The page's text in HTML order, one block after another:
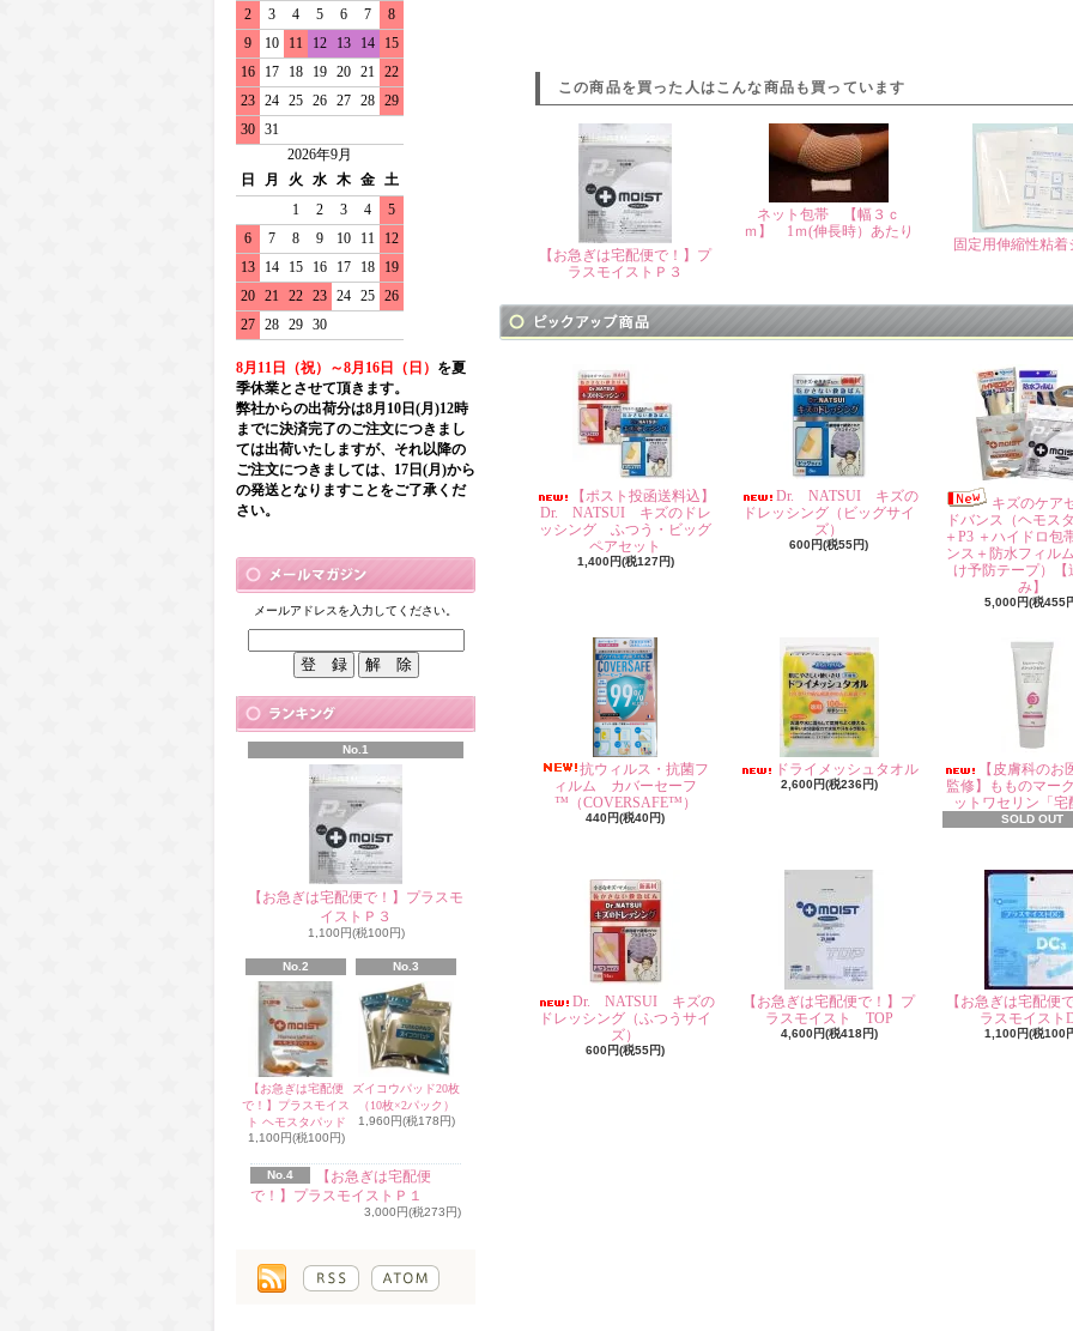
2
3 4 5 6 7
8
9
10 11 12 13 14
15
16
17 18 19 20 21 22
23 24 25 26 27 28 29
30 31
2026年9月
日
月 火 水 木 金 土
1
2 3 4
5
6
7 8 9 10 11
12
13
14 15 16 17 18
19
20 21 22 23 24 25 26
27 28 29 30
8月11日（祝）～8月16日（日） を夏
季休業とさせて頂きます。
弊社からの出荷分は8月10日(月)12時
までに決済完了のご注文につきまし
ては出荷いたしますが、それ以降の
ご注文につきましては、17日(月)から
の発送となりますことをご了承くだ
さい。
メールアドレスを入力してください。
No.1
【お急ぎは宅配便で！】プラスモ
イストＰ３
1,100円(税100円)
No.2
【お急ぎは宅配便
で！】プラスモイス
ト ヘモスタパッド
1,100円(税100円)
No.3
ズイコウパッド20枚
（10枚×2パック）
1,960円(税178円)
No.4
【お急ぎは宅配便
で！】プラスモイストＰ１
3,000円(税273円)
この商品を買った人はこんな商品も買っています
【お急ぎは宅配便で！】プ
ラスモイストＰ３
ネット包帯 【幅３ｃ
ｍ】 1ｍ(伸長時）あたり
固定用伸縮性粘着
【ポスト投函送料込】
Dr. NATSUI キズのドレ
ッシング ふつう・ビッグ
ペアセット
1,400円(税127円)
Dr. NATSUI キズの
ドレッシング（ビッグサイ
ズ）
600円(税55円)
キズのケア
ドバンス（ヘモス
＋P3 ＋ハイドロ包
ンス＋防水フィル
け予防テープ）【
み】
5,000円(税455
抗ウィルス・抗菌フ
ィルム カバーセーフ
™（COVERSAFE™）
440円(税40円)
ドライメッシュタオル
2,600円(税236円)
【皮膚科のお
監修】もものマー
ットワセリン「宅
SOLD OUT
Dr. NATSUI キズの
ドレッシング（ふつうサイ
ズ）
600円(税55円)
【お急ぎは宅配便で！】プ
ラスモイスト TOP
4,600円(税418円)
【お急ぎは宅配便
ラスモイスト
1,100円(税100